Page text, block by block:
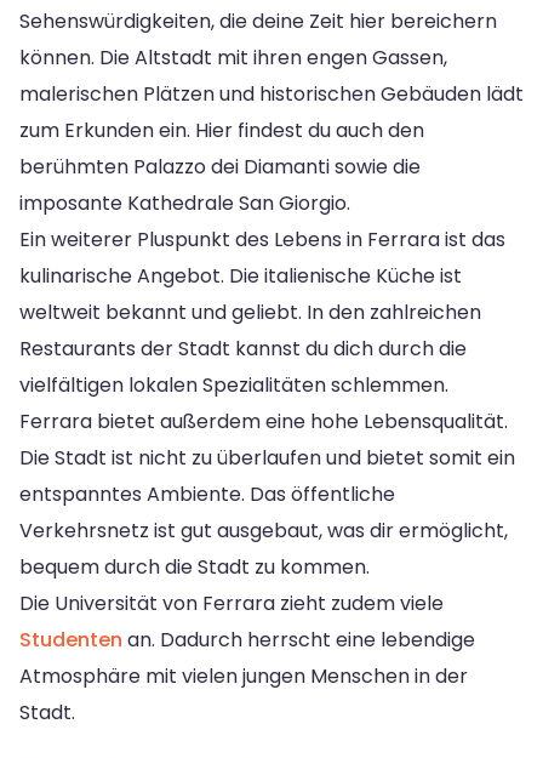
Sehenswürdigkeiten, die deine Zeit hier bereichern
können. Die Altstadt mit ihren engen Gassen,
malerischen Plätzen und historischen Gebäuden lädt
zum Erkunden ein. Hier findest du auch den
berühmten Palazzo dei Diamanti sowie die
imposante Kathedrale San Giorgio.
Ein weiterer Pluspunkt des Lebens in Ferrara ist das
kulinarische Angebot. Die italienische Küche ist
weltweit bekannt und geliebt. In den zahlreichen
Restaurants der Stadt kannst du dich durch die
vielfältigen lokalen Spezialitäten schlemmen.
Ferrara bietet außerdem eine hohe Lebensqualität.
Die Stadt ist nicht zu überlaufen und bietet somit ein
entspanntes Ambiente. Das öffentliche
Verkehrsnetz ist gut ausgebaut, was dir ermöglicht,
bequem durch die Stadt zu kommen.
Die Universität von Ferrara zieht zudem viele
Studenten an. Dadurch herrscht eine lebendige
Atmosphäre mit vielen jungen Menschen in der
Stadt.